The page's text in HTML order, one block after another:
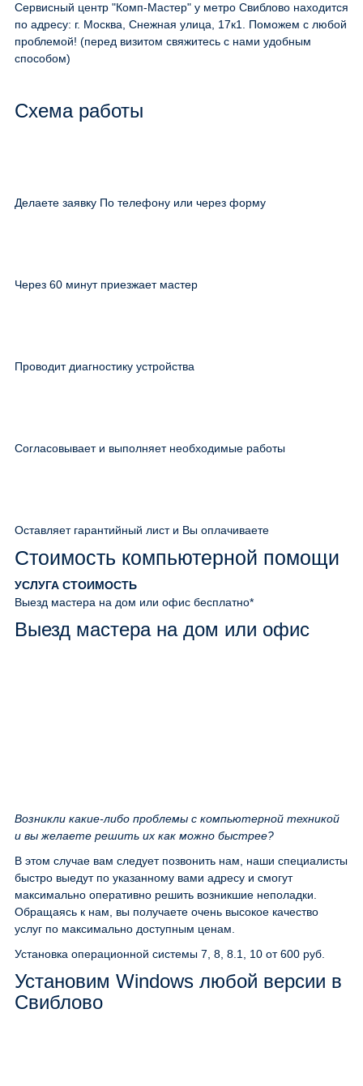
Сервисный центр "Комп-Мастер" у метро Свиблово находится
по адресу: г. Москва, Снежная улица, 17к1. Поможем с любой
проблемой! (перед визитом свяжитесь с нами удобным
способом)
Схема работы
Делаете заявку По телефону или через форму
Через 60 минут приезжает мастер
Проводит диагностику устройства
Согласовывает и выполняет необходимые работы
Оставляет гарантийный лист и Вы оплачиваете
Стоимость компьютерной помощи
УСЛУГА СТОИМОСТЬ
Выезд мастера на дом или офис бесплатно*
Выезд мастера на дом или офис
Возникли какие-либо проблемы с компьютерной техникой
и вы желаете решить их как можно быстрее?
В этом случае вам следует позвонить нам, наши специалисты
быстро выедут по указанному вами адресу и смогут
максимально оперативно решить возникшие неполадки.
Обращаясь к нам, вы получаете очень высокое качество
услуг по максимально доступным ценам.
Установка операционной системы 7, 8, 8.1, 10 от 600 руб.
Установим Windows любой версии в
Свиблово